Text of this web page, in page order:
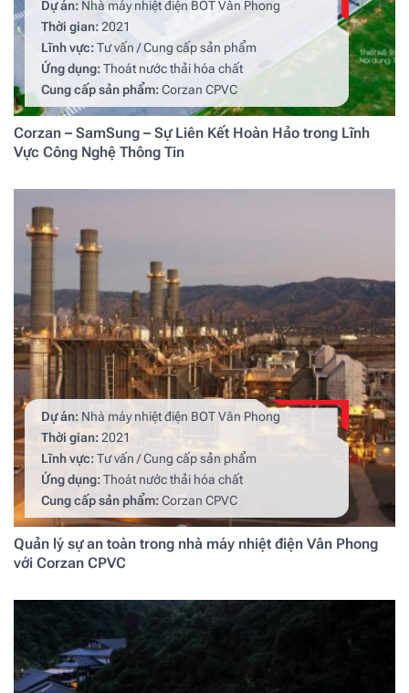
Dự án: Nhà máy nhiệt điện BOT Vân Phong
Thời gian:2021
Lĩnh vực:Tư vấn / Cung cấp sản phẩm
Ứng dụng:Thoát nước thải hóa chất
Cung cấp sản phẩm:Corzan CPVC
Corzan – SamSung – Sự Liên Kết Hoàn Hảo trong Lĩnh
Vực Công Nghệ Thông Tin
Dự án: Nhà máy nhiệt điện BOT Vân Phong
Thời gian:2021
Lĩnh vực:Tư vấn / Cung cấp sản phẩm
Ứng dụng:Thoát nước thải hóa chất
Cung cấp sản phẩm:Corzan CPVC
Quản lý sự an toàn trong nhà máy nhiệt điện Vân Phong
với Corzan CPVC